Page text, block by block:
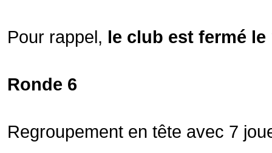
Pour rappel, le club est fermé
Ronde 6
Regroupement en tête avec 7